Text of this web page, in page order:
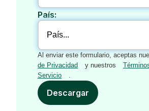
País:
Al enviar este formulario, aceptas
de Privacidad
y nuestros
Servicio
.
Descargar